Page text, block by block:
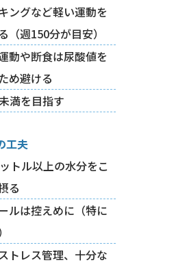
ングなど軽い運動を
（週150分が目安）
動や断食は尿酸値を
め避ける
満を目指す
工夫
トル以上の水分をこ
る
ルは控えめに（特に
トレス管理、十分な